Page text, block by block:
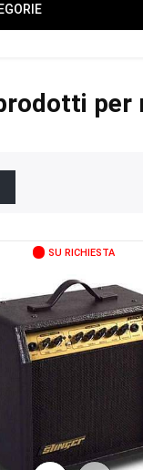
per
SU RICHIESTA